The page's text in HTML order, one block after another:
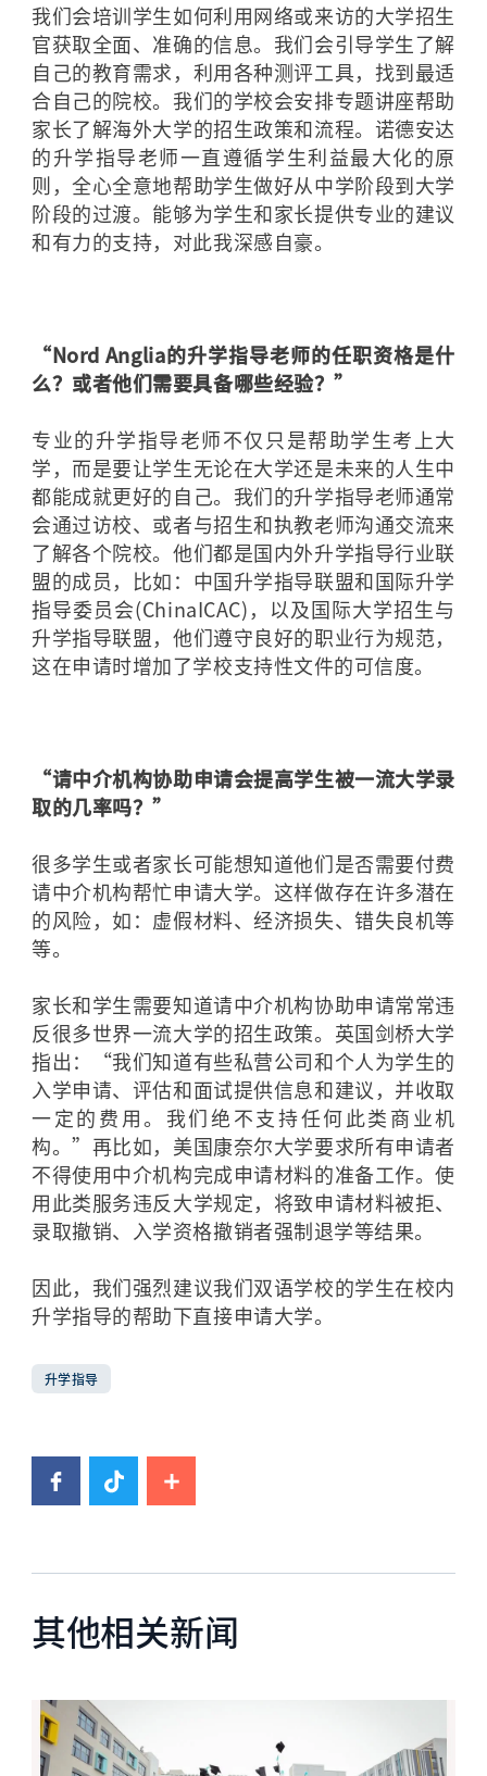
我们会培训学生如何利用网络或来访的大学招生
官获取全面、准确的信息。我们会引导学生了解
自己的教育需求，利用各种测评工具，找到最适
合自己的院校。我们的学校会安排专题讲座帮助
家长了解海外大学的招生政策和流程。诺德安达
的升学指导老师一直遵循学生利益最大化的原
则，全心全意地帮助学生做好从中学阶段到大学
阶段的过渡。能够为学生和家长提供专业的建议
和有力的支持，对此我深感自豪。
“Nord Anglia的升学指导老师的任职资格是什
么？或者他们需要具备哪些经验？”
专业的升学指导老师不仅只是帮助学生考上大
学，而是要让学生无论在大学还是未来的人生中
都能成就更好的自己。我们的升学指导老师通常
会通过访校、或者与招生和执教老师沟通交流来
了解各个院校。他们都是国内外升学指导行业联
盟的成员，比如：中国升学指导联盟和国际升学
指导委员会(ChinaICAC)，以及国际大学招生与
升学指导联盟，他们遵守良好的职业行为规范，
这在申请时增加了学校支持性文件的可信度。
“请中介机构协助申请会提高学生被一流大学录
取的几率吗？”
很多学生或者家长可能想知道他们是否需要付费
请中介机构帮忙申请大学。这样做存在许多潜在
的风险，如：虚假材料、经济损失、错失良机等
等。
家长和学生需要知道请中介机构协助申请常常违
反很多世界一流大学的招生政策。英国剑桥大学
指出：“我们知道有些私营公司和个人为学生的
入学申请、评估和面试提供信息和建议，并收取
一定的费用。我们绝不支持任何此类商业机
构。”再比如，美国康奈尔大学要求所有申请者
不得使用中介机构完成申请材料的准备工作。使
用此类服务违反大学规定，将致申请材料被拒、
录取撤销、入学资格撤销者强制退学等结果。
因此，我们强烈建议我们双语学校的学生在校内
升学指导的帮助下直接申请大学。
升学指导
其他相关新闻
News image